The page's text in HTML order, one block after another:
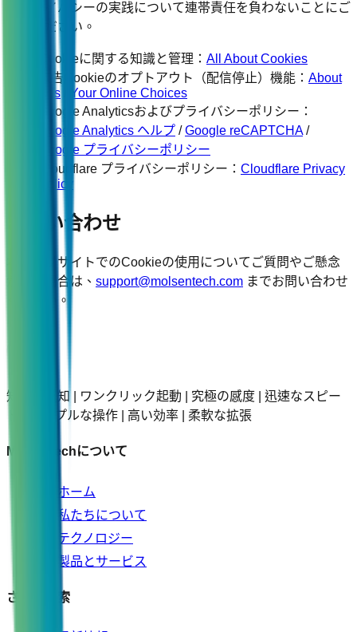
やプライバシーの実践について連帯責任を負わないことにご
留意ください。
Cookieに関する知識と管理： All About Cookies
広告Cookieのオプトアウト（配信停止）機能： About
Ads
Your Online Choices
Google Analyticsおよびプライバシーポリシー：
Google Analytics ヘルプ /Google reCAPTCHA/
Google プライバシーポリシー
Cloudflare プライバシーポリシー： Cloudflare Privacy
Policy
お問い合わせ
本ウェブサイトでのCookieの使用についてご質問やご懸念
がある場合は、 support@molsentech.com までお問い合わせ
ください。
知的な感知 | ワンクリック起動 | 究極の感度 | 迅速なスピー
ド | シンプルな操作 | 高い効率 | 柔軟な拡張
Molsentechについて
ホーム
私たちについて
テクノロジー
製品とサービス
さらに探索